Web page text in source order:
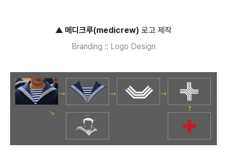
▲ 메디크루(medicrew) 로고 제작
Branding :: Logo Design